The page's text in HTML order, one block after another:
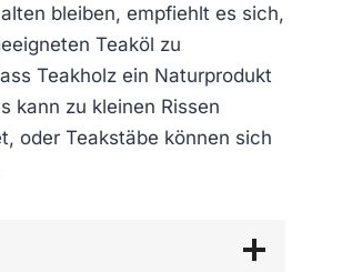
bleiben, empfiehlt es sich,
Teaköl zu
Teakholz ein Naturprodukt
kann zu kleinen Rissen
oder Teakstäbe können sich